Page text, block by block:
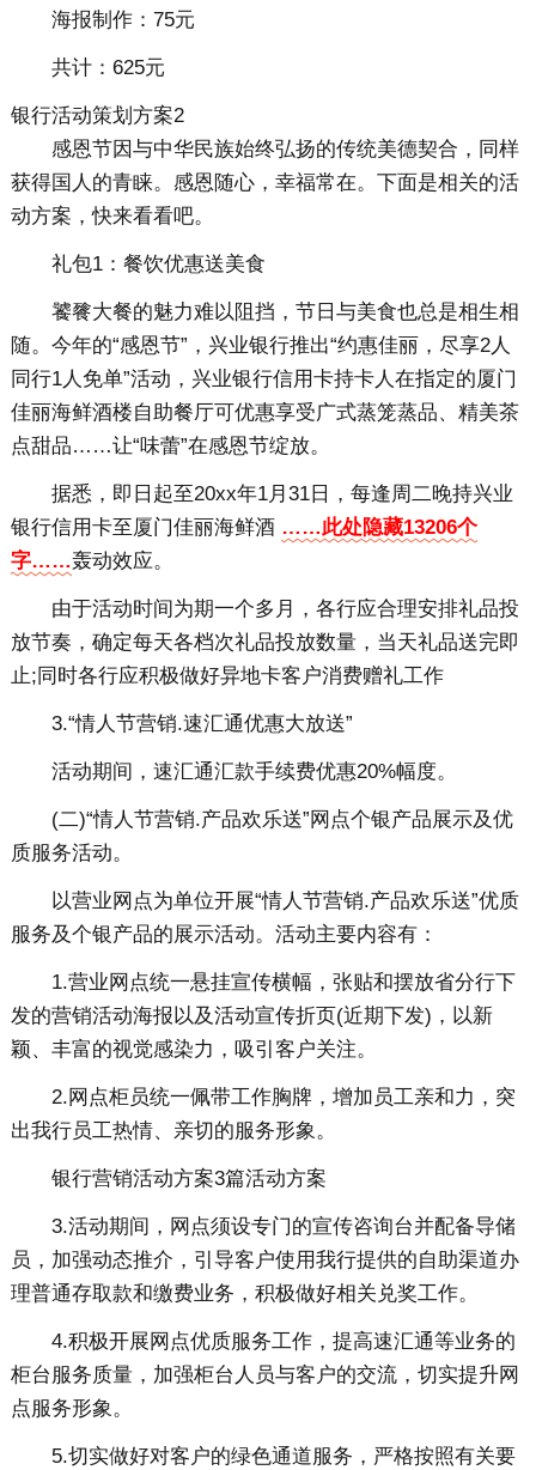
海报制作：75元
共计：625元
银行活动策划方案2
感恩节因与中华民族始终弘扬的传统美德契合，同样
获得国人的青睐。感恩随心，幸福常在。下面是相关的活
动方案，快来看看吧。
礼包1：餐饮优惠送美食
饕餮大餐的魅力难以阻挡，节日与美食也总是相生相
随。今年的“感恩节”，兴业银行推出“约惠佳丽，尽享2人
同行1人免单”活动，兴业银行信用卡持卡人在指定的厦门
佳丽海鲜酒楼自助餐厅可优惠享受广式蒸笼蒸品、精美茶
点甜品……让“味蕾”在感恩节绽放。
据悉，即日起至20xx年1月31日，每逢周二晚持兴业
银行信用卡至厦门佳丽海鲜酒 ……此处隐藏13206个
字……轰动效应。
由于活动时间为期一个多月，各行应合理安排礼品投
放节奏，确定每天各档次礼品投放数量，当天礼品送完即
止;同时各行应积极做好异地卡客户消费赠礼工作
3.“情人节营销.速汇通优惠大放送”
活动期间，速汇通汇款手续费优惠20%幅度。
(二)“情人节营销.产品欢乐送”网点个银产品展示及优
质服务活动。
以营业网点为单位开展“情人节营销.产品欢乐送”优质
服务及个银产品的展示活动。活动主要内容有：
1.营业网点统一悬挂宣传横幅，张贴和摆放省分行下
发的营销活动海报以及活动宣传折页(近期下发)，以新
颖、丰富的视觉感染力，吸引客户关注。
2.网点柜员统一佩带工作胸牌，增加员工亲和力，突
出我行员工热情、亲切的服务形象。
银行营销活动方案3篇活动方案
3.活动期间，网点须设专门的宣传咨询台并配备导储
员，加强动态推介，引导客户使用我行提供的自助渠道办
理普通存取款和缴费业务，积极做好相关兑奖工作。
4.积极开展网点优质服务工作，提高速汇通等业务的
柜台服务质量，加强柜台人员与客户的交流，切实提升网
点服务形象。
5.切实做好对客户的绿色通道服务，严格按照有关要